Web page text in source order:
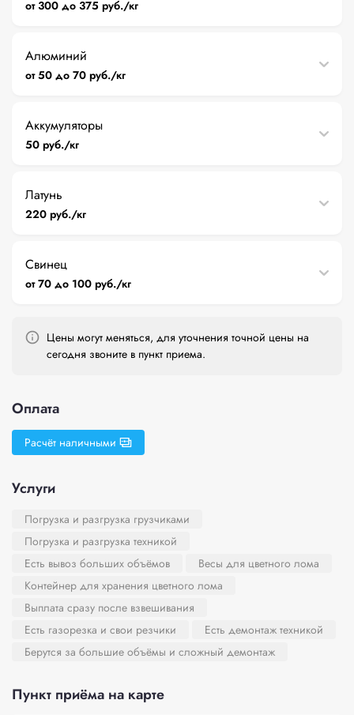
от 300 до 375 руб./кг
Алюминий
от 50 до 70 руб./кг
Аккумуляторы
50 руб./кг
Латунь
220 руб./кг
Свинец
от 70 до 100 руб./кг
Цены могут меняться, для уточнения точной цены на
сегодня звоните в пункт приема.
Оплата
Расчёт наличными
Услуги
Погрузка и разгрузка грузчиками
Погрузка и разгрузка техникой
Есть вывоз больших объёмов
Весы для цветного лома
Контейнер для хранения цветного лома
Выплата сразу после взвешивания
Есть газорезка и свои резчики
Есть демонтаж техникой
Берутся за большие объёмы и сложный демонтаж
Пункт приёма на карте